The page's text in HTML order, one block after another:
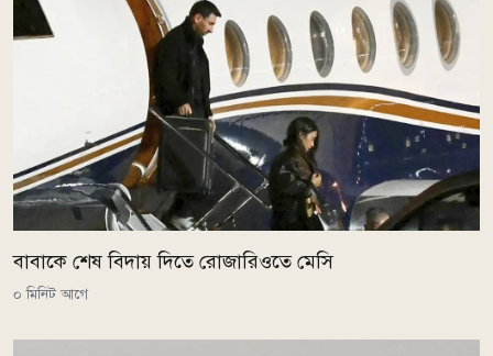
বাবাকে শেষ বিদায় দিতে রোজারিওতে মেসি
০ মিনিট আগে